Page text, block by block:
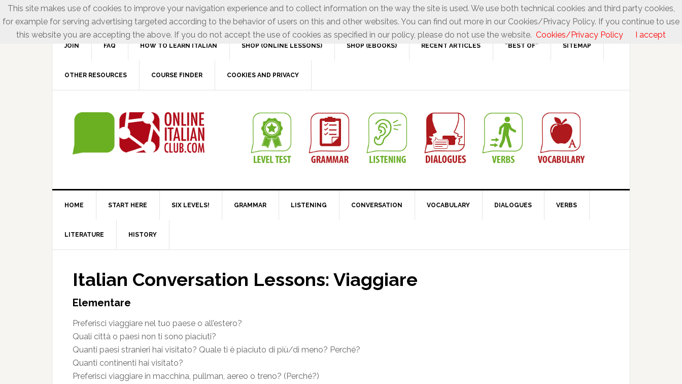
JOIN FAQ HOW TO LEARN ITALIAN SHOP (ONLINE LESSONS) SHOP (EBOOKS) RECENT ARTICLES “BEST OF” SITEMAP
OTHER RESOURCES COURSE FINDER COOKIES AND PRIVACY
HOME START HERE SIX LEVELS! GRAMMAR LISTENING CONVERSATION VOCABULARY DIALOGUES VERBS
LITERATURE HISTORY
Italian Conversation Lessons: Viaggiare
Elementare
Preferisci viaggiare nel tuo paese o all’estero?
Quali città o paesi non ti sono piaciuti?
Quanti paesi stranieri hai visitato? Quale ti è piaciuto di più/di meno? Perché?
Quanti continenti hai visitato?
Preferisci viaggiare in macchina, pullman, aereo o treno? (Perché?)
This site makes use of cookies to improve your navigation experience and to collect information on the way the site is used. We use both technical cookies and third party cookies,
for example for serving advertising targeted according to the behavior of users on this and other websites. You can find out more in our Cookies/Privacy Policy. If you continue to use
this website you are accepting the above. If you do not accept the use of cookies as specified in our policy, please do not use the website. Cookies/Privacy Policy I accept